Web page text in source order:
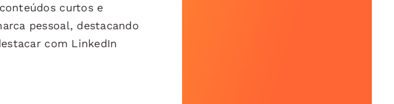
curtos e
pessoal, destacando
com LinkedIn